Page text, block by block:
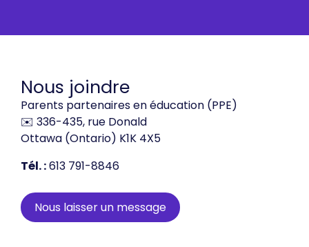
Nous joindre
Parents partenaires en éducation (PPE)
✉️ 336-435, rue Donald
Ottawa (Ontario) K1K 4X5
Tél. :613 791-8846
Nous laisser un message